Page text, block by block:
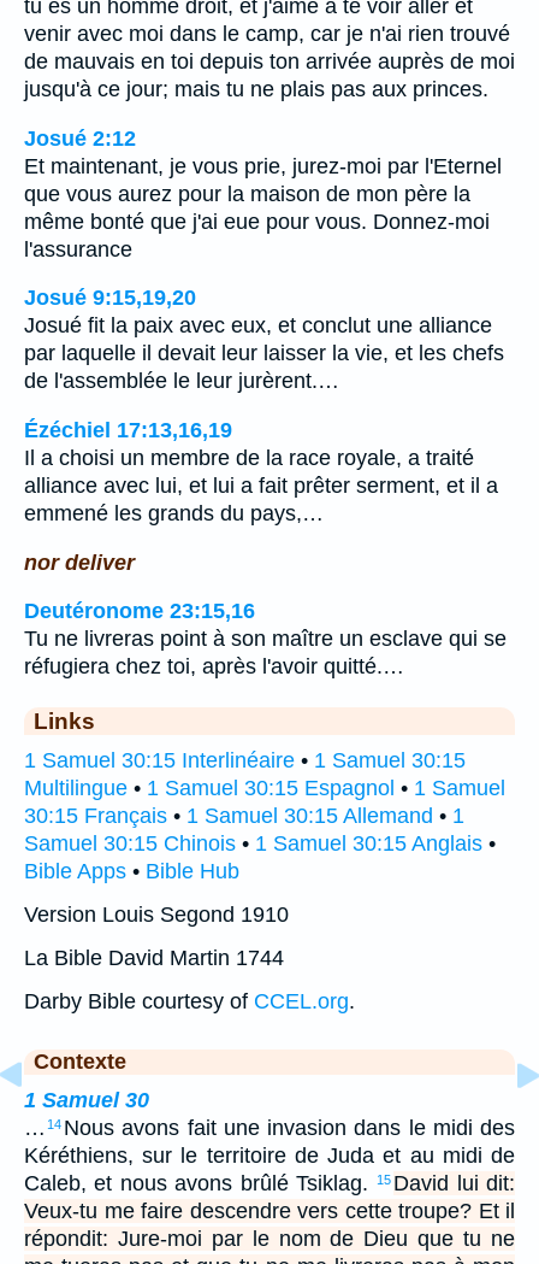
tu es un homme droit, et j'aime à te voir aller et
venir avec moi dans le camp, car je n'ai rien trouvé
de mauvais en toi depuis ton arrivée auprès de moi
jusqu'à ce jour; mais tu ne plais pas aux princes.
Josué 2:12
Et maintenant, je vous prie, jurez-moi par l'Eternel
que vous aurez pour la maison de mon père la
même bonté que j'ai eue pour vous. Donnez-moi
l'assurance
Josué 9:15,19,20
Josué fit la paix avec eux, et conclut une alliance
par laquelle il devait leur laisser la vie, et les chefs
de l'assemblée le leur jurèrent.…
Ézéchiel 17:13,16,19
Il a choisi un membre de la race royale, a traité
alliance avec lui, et lui a fait prêter serment, et il a
emmené les grands du pays,…
nor deliver
Deutéronome 23:15,16
Tu ne livreras point à son maître un esclave qui se
réfugiera chez toi, après l'avoir quitté.…
Links
1 Samuel 30:15 Interlinéaire • 1 Samuel 30:15
Multilingue • 1 Samuel 30:15 Espagnol • 1 Samuel
30:15 Français • 1 Samuel 30:15 Allemand • 1
Samuel 30:15 Chinois • 1 Samuel 30:15 Anglais •
Bible Apps • Bible Hub
Version Louis Segond 1910
La Bible David Martin 1744
Darby Bible courtesy of CCEL.org.
Contexte
1 Samuel 30
… 14 Nous avons fait une invasion dans le midi des
Kéréthiens, sur le territoire de Juda et au midi de
Caleb, et nous avons brûlé Tsiklag.
15 David lui dit:
Veux-tu me faire descendre vers cette troupe? Et il
répondit: Jure-moi par le nom de Dieu que tu ne